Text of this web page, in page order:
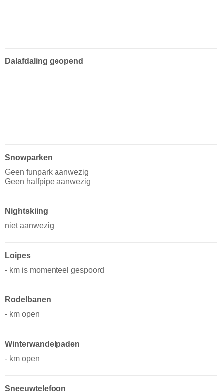
Dalafdaling geopend
Snowparken
Geen funpark aanwezig
Geen halfpipe aanwezig
Nightskiing
niet aanwezig
Loipes
- km is momenteel gespoord
Rodelbanen
- km open
Winterwandelpaden
- km open
Sneeuwtelefoon